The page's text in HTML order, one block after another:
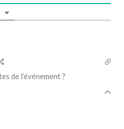
de l’événement ?